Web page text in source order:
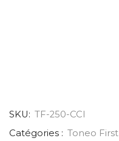
SKU: TF-250-CCI
Catégories : Toneo First